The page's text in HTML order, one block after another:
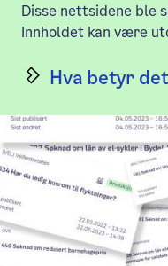
Disse nettsidene ble
Innholdet kan være
Hva betyr